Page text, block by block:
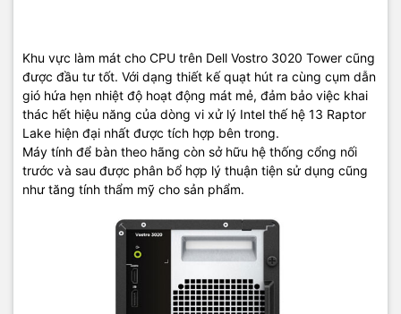
Khu vực làm mát cho CPU trên Dell Vostro 3020 Tower cũng
được đầu tư tốt. Với dạng thiết kế quạt hút ra cùng cụm dẫn
gió hứa hẹn nhiệt độ hoạt động mát mẻ, đảm bảo việc khai
thác hết hiệu năng của dòng vi xử lý Intel thế hệ 13 Raptor
Lake hiện đại nhất được tích hợp bên trong.
Máy tính để bàn theo hãng còn sở hữu hệ thống cổng nối
trước và sau được phân bổ hợp lý thuận tiện sử dụng cũng
như tăng tính thẩm mỹ cho sản phẩm.